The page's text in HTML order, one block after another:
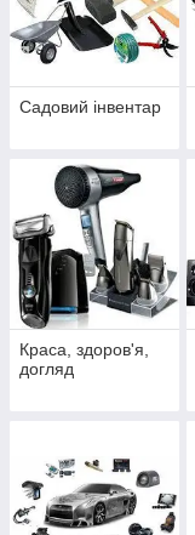
Садовий інвентар
Краса, здоров'я,
догляд